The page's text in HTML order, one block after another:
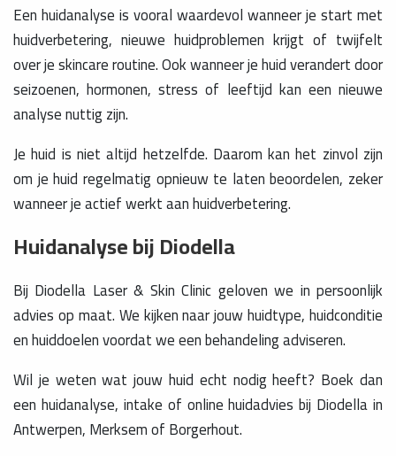
Een huidanalyse is vooral waardevol wanneer je start met
huidverbetering, nieuwe huidproblemen krijgt of twijfelt
over je skincare routine. Ook wanneer je huid verandert door
seizoenen, hormonen, stress of leeftijd kan een nieuwe
analyse nuttig zijn.
Je huid is niet altijd hetzelfde. Daarom kan het zinvol zijn
om je huid regelmatig opnieuw te laten beoordelen, zeker
wanneer je actief werkt aan huidverbetering.
Huidanalyse bij Diodella
Bij Diodella Laser & Skin Clinic geloven we in persoonlijk
advies op maat. We kijken naar jouw huidtype, huidconditie
en huiddoelen voordat we een behandeling adviseren.
Wil je weten wat jouw huid echt nodig heeft? Boek dan
een huidanalyse, intake of online huidadvies bij Diodella in
Antwerpen, Merksem of Borgerhout.